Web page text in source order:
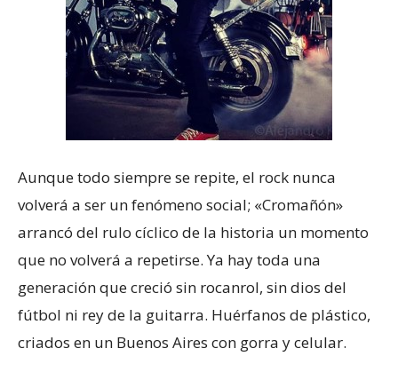
Aunque todo siempre se repite, el rock nunca
volverá a ser un fenómeno social; «Cromañón»
arrancó del rulo cíclico de la historia un momento
que no volverá a repetirse. Ya hay toda una
generación que creció sin rocanrol, sin dios del
fútbol ni rey de la guitarra. Huérfanos de plástico,
criados en un Buenos Aires con gorra y celular.